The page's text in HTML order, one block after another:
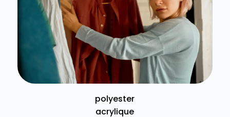
polyester
acrylique